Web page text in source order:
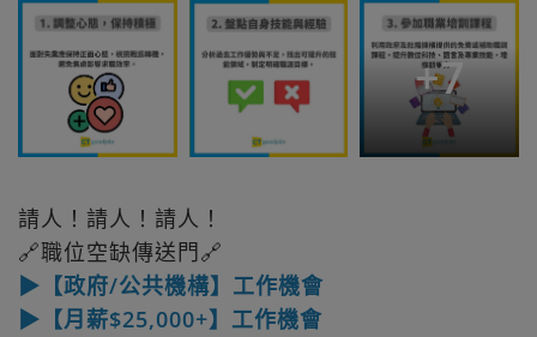
+7
請人！請人！請人！
🔗職位空缺傳送門🔗
▶【政府/公共機構】工作機會
▶【月薪$25,000+】工作機會